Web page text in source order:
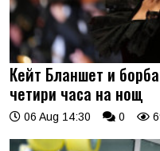
Кейт Бланшет и
четири часа на нощ
06 Aug 14:30 0